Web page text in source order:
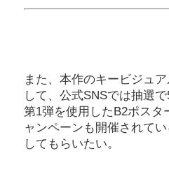
また、本作のキービジュ
して、公式SNSでは抽選
第1弾を使用したB2ポスタ
ャンペーンも開催されて
してもらいたい。